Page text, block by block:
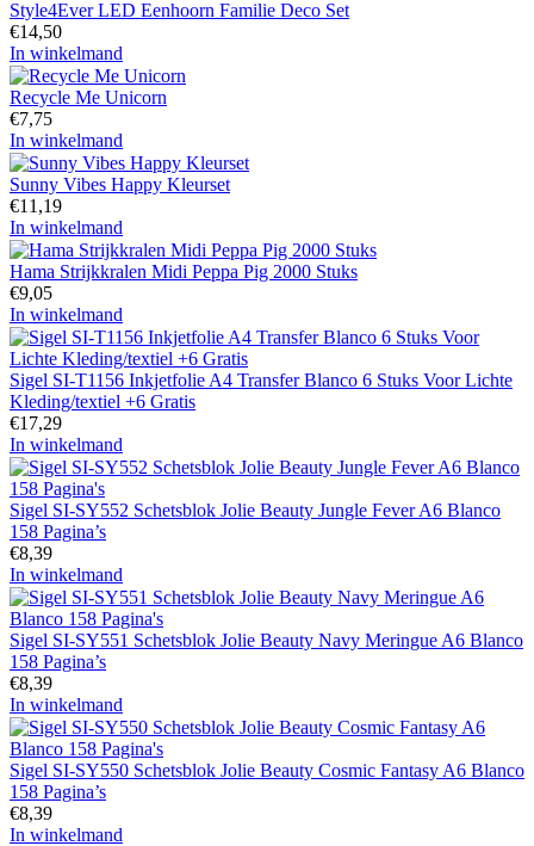
Style4Ever LED Eenhoorn Familie Deco Set
€14,50
In winkelmand
Recycle Me Unicorn
€7,75
In winkelmand
Sunny Vibes Happy Kleurset
€11,19
In winkelmand
Hama Strijkkralen Midi Peppa Pig 2000 Stuks
€9,05
In winkelmand
Sigel SI-T1156 Inkjetfolie A4 Transfer Blanco 6 Stuks Voor Lichte
Kleding/textiel +6 Gratis
€17,29
In winkelmand
Sigel SI-SY552 Schetsblok Jolie Beauty Jungle Fever A6 Blanco
158 Pagina’s
€8,39
In winkelmand
Sigel SI-SY551 Schetsblok Jolie Beauty Navy Meringue A6 Blanco
158 Pagina’s
€8,39
In winkelmand
Sigel SI-SY550 Schetsblok Jolie Beauty Cosmic Fantasy A6 Blanco
158 Pagina’s
€8,39
In winkelmand